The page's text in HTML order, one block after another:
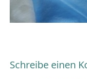
Schreibe einen